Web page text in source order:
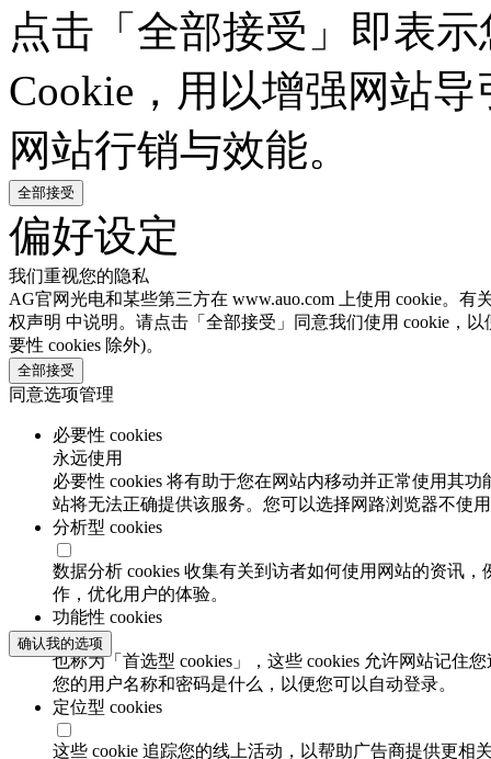
点击「全部接受」即表
Cookie，用以增强网站
网站行销与效能。
全部接受
偏好设定
我们重视您的隐私
AG官网光电和某些第三方在 www.auo.com 上使用 cookie。
权声明 中说明。请点击「全部接受」同意我们使用 cookie，
要性 cookies 除外)。
全部接受
同意选项管理
必要性 cookies
永远使用
必要性 cookies 将有助于您在网站内移动并正常使用其
站将无法正确提供该服务。您可以选择网路浏览器不使
分析型 cookies
数据分析 cookies 收集有关到访者如何使用网站的资讯
作，优化用户的体验。
功能性 cookies
也称为「首选型 cookies」，这些 cookies 允许网站记
您的用户名称和密码是什么，以便您可以自动登录。
定位型 cookies
这些 cookie 追踪您的线上活动，以帮助广告商提供更相
确认我的选项